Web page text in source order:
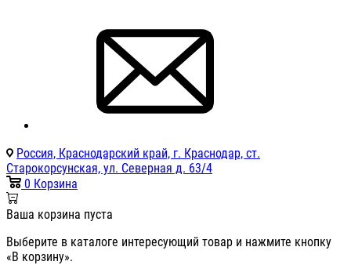
Россия, Краснодарский край, г. Краснодар, ст.
Старокорсунская, ул. Северная д. 63/4
0 Корзина
Ваша корзина пуста
Выберите в каталоге интересующий товар и нажмите кнопку
«В корзину».